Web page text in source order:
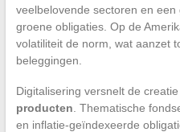
veelbelovende sectoren en
groene obligaties. Op de
volatiliteit de norm, wat aanzet
beleggingen.
Digitalisering versnelt de
producten . Thematische
en inflatie-geïndexeerde